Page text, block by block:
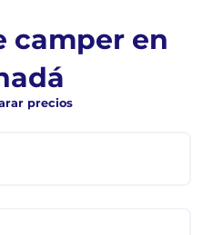
camper en
precios